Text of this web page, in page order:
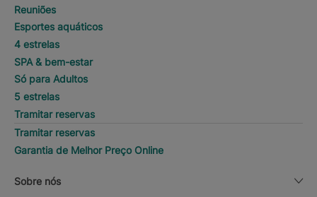
Reuniões
Esportes aquáticos
4 estrelas
SPA & bem-estar
Só para Adultos
5 estrelas
Tramitar reservas
Tramitar reservas
Garantia de Melhor Preço Online
Sobre nós